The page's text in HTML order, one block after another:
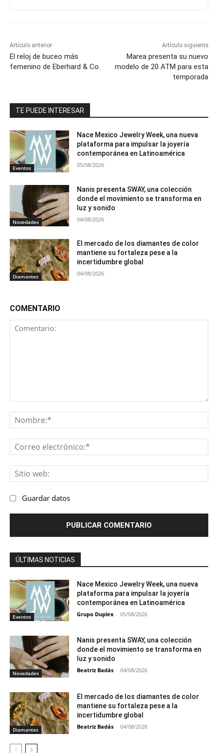
Artículo anterior
El reloj de buceo más
femenino de Eberhard & Co.
Artículo siguiente
Marea presenta su nuevo
modelo de 20 ATM para esta
temporada
TE PUEDE INTERESAR
Eventos
Nace Mexico Jewelry Week, una nueva
plataforma para impulsar la joyería
contemporánea en Latinoamérica
05/08/2026
Novedades
Nanis presenta SWAY, una colección
donde el movimiento se transforma en
luz y sonido
04/08/2026
Diamantes
El mercado de los diamantes de color
mantiene su fortaleza pese a la
incertidumbre global
04/08/2026
COMENTARIO
Guardar datos
ÚLTIMAS NOTICIAS
Eventos
Nace Mexico Jewelry Week, una nueva
plataforma para impulsar la joyería
contemporánea en Latinoamérica
Grupo Duplex - 05/08/2026
Novedades
Nanis presenta SWAY, una colección
donde el movimiento se transforma en
luz y sonido
Beatriz Badás - 04/08/2026
Diamantes
El mercado de los diamantes de color
mantiene su fortaleza pese a la
incertidumbre global
Beatriz Badás - 04/08/2026